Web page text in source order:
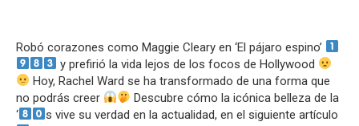
Robó corazones como Maggie Cleary en ‘El pájaro espino’
y prefirió la vida lejos de los focos de Hollywood
Hoy, Rachel Ward se ha transformado de una forma que
no podrás creer
Descubre cómo la icónica belleza de la
‘
s vive su verdad en la actualidad, en el siguiente artículo